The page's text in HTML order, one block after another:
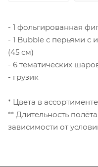
- 1 фольгированная
- 1 Bubble с перьями с
(45 см)
- 6 тематических
- грузик
* Цвета в ассортименте
** Длительность
зависимости от